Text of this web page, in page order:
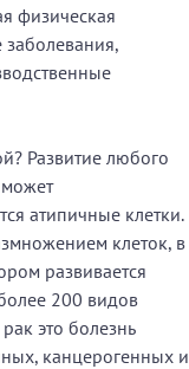
физическая
Развитие любого
атипичные клетки.
клеток, в
развивается
200 видов
это болезнь
канцерогенных и